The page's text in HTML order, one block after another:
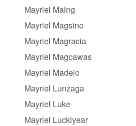
Mayriel Maing
Mayriel Magsino
Mayriel Magracia
Mayriel Magcawas
Mayriel Madelo
Mayriel Lunzaga
Mayriel Luke
Mayriel Luckiyear